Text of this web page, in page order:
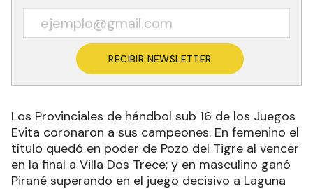
RECIBIR NEWSLETTER
Los Provinciales de hándbol sub 16 de los Juegos
Evita coronaron a sus campeones. En femenino el
título quedó en poder de Pozo del Tigre al vencer
en la final a Villa Dos Trece; y en masculino ganó
Pirané superando en el juego decisivo a Laguna